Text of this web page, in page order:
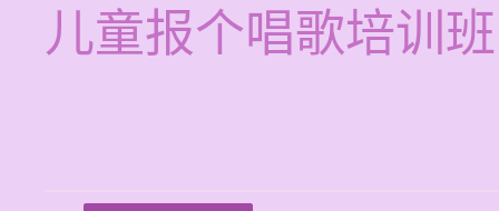
儿童报个唱歌培训